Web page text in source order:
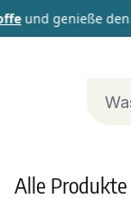
genieße den
Alle Produkte